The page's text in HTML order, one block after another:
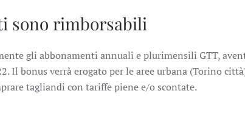
sono rimborsabili
gli abbonamenti annuali e plurimensili GTT,
Il bonus verrà erogato per le aree urbana (Torino
tagliandi con tariffe piene e/o scontate.